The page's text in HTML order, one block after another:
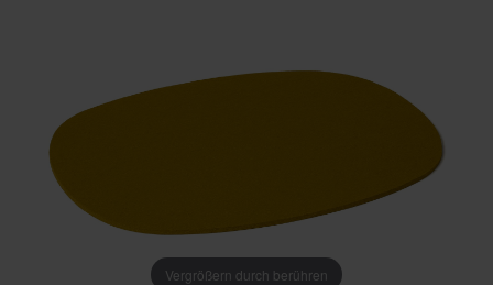
Vergrößern durch berühren